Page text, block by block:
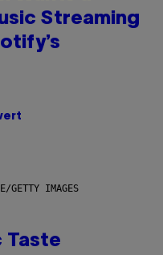
Streaming
GETTY IMAGES
Taste